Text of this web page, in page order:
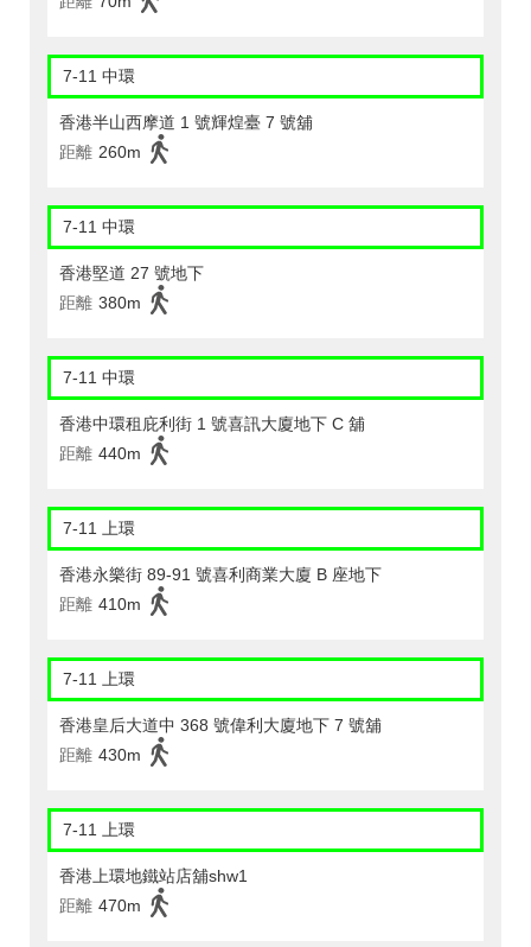
7-11 中環
香港半山西摩道 1 號輝煌臺 7 號舖
距離 260m
7-11 中環
香港堅道 27 號地下
距離 380m
7-11 中環
香港中環租庇利街 1 號喜訊大廈地下 C 舖
距離 440m
7-11 上環
香港永樂街 89-91 號喜利商業大廈 B 座地下
距離 410m
7-11 上環
香港皇后大道中 368 號偉利大廈地下 7 號舖
距離 430m
7-11 上環
香港上環地鐵站店舖shw1
距離 470m